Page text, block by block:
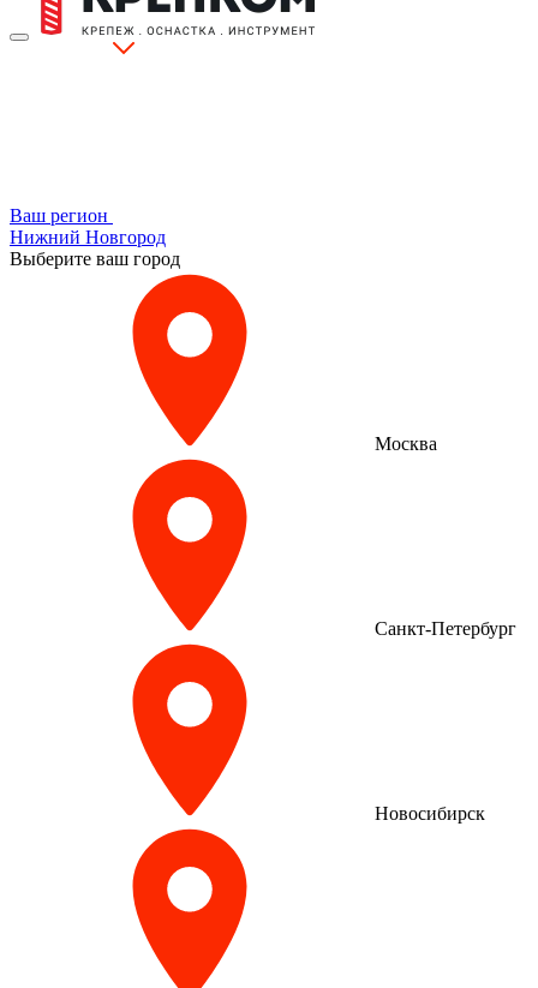
Ваш регион
Нижний Новгород
Выберите ваш город
Москва
Санкт-Петербург
Новосибирск